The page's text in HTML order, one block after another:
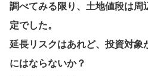
調べてみる限り、土地値段は周
定でした。
延長リスクはあれど、投資対象
にはならないか？